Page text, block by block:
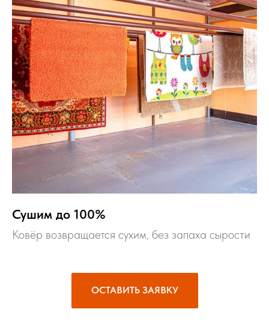
Сушим до 100%
Ковёр возвращается сухим, без запаха сырости
ОСТАВИТЬ ЗАЯВКУ